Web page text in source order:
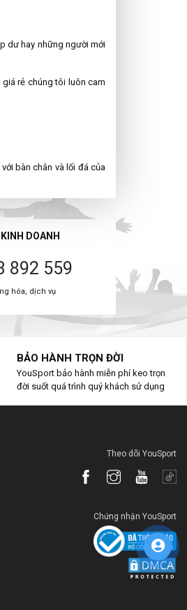
dư hay những người mới
rẻ chúng tôi luôn cam
bàn chân và lối đá của
DOANH
892 559
hóa, dịch vụ
BẢO HÀNH TRỌN ĐỜI
YouSport bảo hành miễn phí keo trọn
đời suốt quá trình quý khách sử dụng
Theo dõi YouSport
Chứng nhận YouSport